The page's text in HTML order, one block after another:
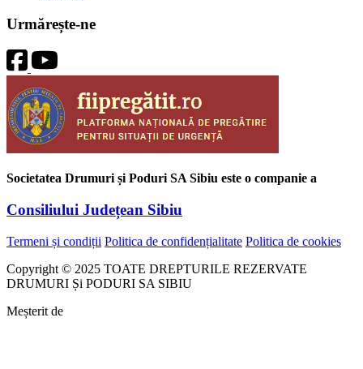
Urmărește-ne
Societatea Drumuri și Poduri SA Sibiu este o companie a
Consiliului Județean Sibiu
Termeni și condiții Politica de confidențialitate Politica de cookies
Copyright © 2025 TOATE DREPTURILE REZERVATE
DRUMURI Și PODURI SA SIBIU
Meșterit de